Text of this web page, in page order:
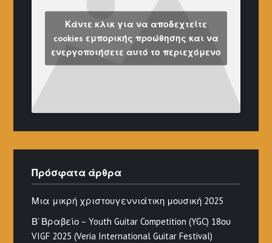
Κάντε κλικ για να αποδεχτείτε
cookies εμπορικής προώθησης και να
ενεργοποιήσετε αυτό το περιεχόμενο
Πρόσφατα άρθρα
Μια μικρή χριστουγεννιάτικη μουσική 2025
Β’ Βραβείο – Youth Guitar Competition (YGC) 18ου
VIGF 2025 (Veria International Guitar Festival)